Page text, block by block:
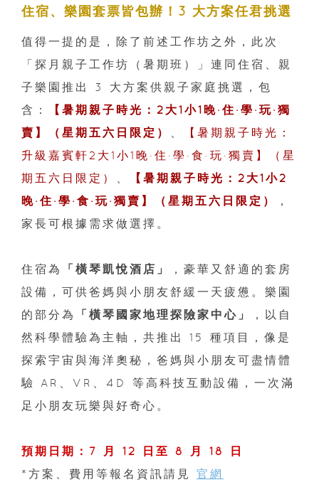
住宿、樂園套票皆包辦！3 大方案任君挑選
值得一提的是，除了前述工作坊之外，此次
「探月親子工作坊（暑期班）」連同住宿、親
子樂園推出 3 大方案供親子家庭挑選，包
含：
【暑期親子時光：2大1小1晚·住·學·玩·獨
賣】（星期五六日限定）
【暑期親子時光：
升級嘉賓軒2大1小1晚·住·學·食·玩·獨賣】（星
期五六日限定）
【暑期親子時光：2大1小2
晚·住·學·食·玩·獨賣】（星期五六日限定）
，
家長可根據需求做選擇。
住宿為 「橫琴凱悅酒店」
，豪華又舒適的套房
設備，可供爸媽與小朋友舒緩一天疲憊。樂園
的部分為
「橫琴國家地理探險家中心」
，以自
然科學體驗為主軸，共推出 15 種項目，像是
探索宇宙與海洋奧秘，爸媽與小朋友可盡情體
驗 AR、VR、4D 等高科技互動設備，一次滿
足小朋友玩樂與好奇心。
預期日期：7 月 12 日至 8 月 18 日
*方案、費用等報名資訊請見 官網